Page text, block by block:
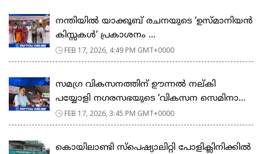
നന്തിയിൽ യാക്കൂബ് രചനയുടെ ‘ഉസ്മാനിയൻ
കിസ്സകൾ’ പ്രകാശനം ...
FEB 17, 2026, 4:49 PM GMT+0000
സമഗ്ര വികസനത്തിന് ഊന്നൽ നല്കി
പയ്യോളി നഗരസഭയുടെ ‘വികസന സെമിനാ...
FEB 17, 2026, 3:45 PM GMT+0000
കൊയിലാണ്ടി സ്പെഷ്യാലിറ്റി പോളിക്ലിനിക്കിൽ